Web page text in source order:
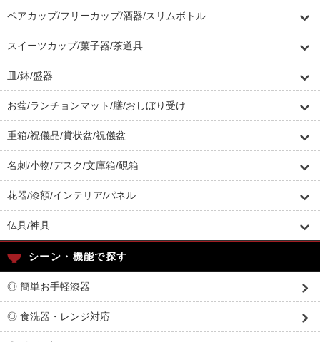
ペアカップ/フリーカップ/酒器/スリムボトル
スイーツカップ/菓子器/茶道具
皿/鉢/盛器
お盆/ランチョンマット/膳/おしぼり受け
重箱/祝儀品/賞状盆/祝儀盆
名刺/小物/デスク/文庫箱/硯箱
花器/漆額/インテリア/パネル
仏具/神具
シーン・機能で探す
◎ 簡単お手軽漆器
◎ 食洗器・レンジ対応